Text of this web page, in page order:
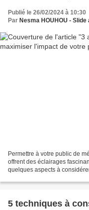
Publié le 26/02/2024 à 10:30
Par Nesma HOUHOU - Slide
Permettre à votre public de
offrent des éclairages
quelques aspects à
5 techniques à